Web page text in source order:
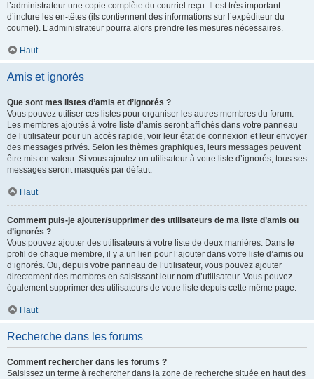
l’administrateur une copie complète du courriel reçu. Il est très important
d’inclure les en-têtes (ils contiennent des informations sur l’expéditeur du
courriel). L’administrateur pourra alors prendre les mesures nécessaires.
Haut
Amis et ignorés
Que sont mes listes d’amis et d’ignorés ?
Vous pouvez utiliser ces listes pour organiser les autres membres du forum.
Les membres ajoutés à votre liste d’amis seront affichés dans votre panneau
de l’utilisateur pour un accès rapide, voir leur état de connexion et leur envoyer
des messages privés. Selon les thèmes graphiques, leurs messages peuvent
être mis en valeur. Si vous ajoutez un utilisateur à votre liste d’ignorés, tous ses
messages seront masqués par défaut.
Haut
Comment puis-je ajouter/supprimer des utilisateurs de ma liste d’amis ou
d’ignorés ?
Vous pouvez ajouter des utilisateurs à votre liste de deux manières. Dans le
profil de chaque membre, il y a un lien pour l’ajouter dans votre liste d’amis ou
d’ignorés. Ou, depuis votre panneau de l’utilisateur, vous pouvez ajouter
directement des membres en saisissant leur nom d’utilisateur. Vous pouvez
également supprimer des utilisateurs de votre liste depuis cette même page.
Haut
Recherche dans les forums
Comment rechercher dans les forums ?
Saisissez un terme à rechercher dans la zone de recherche située en haut des